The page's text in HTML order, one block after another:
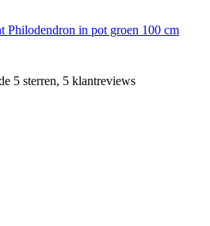
Philodendron in pot groen 100 cm
5 sterren, 5 klantreviews